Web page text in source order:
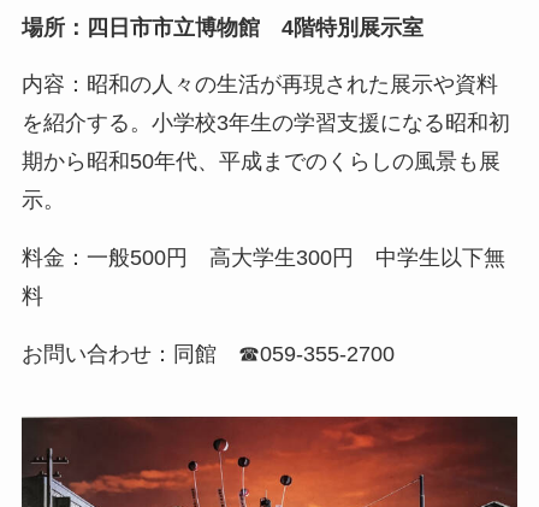
場所：四日市市立博物館 4階特別展示室
内容：昭和の人々の生活が再現された展示や資料
を紹介する。小学校3年生の学習支援になる昭和初
期から昭和50年代、平成までのくらしの風景も展
示。
料金：一般500円 高大学生300円 中学生以下無
料
お問い合わせ：同館 ☎059-355-2700